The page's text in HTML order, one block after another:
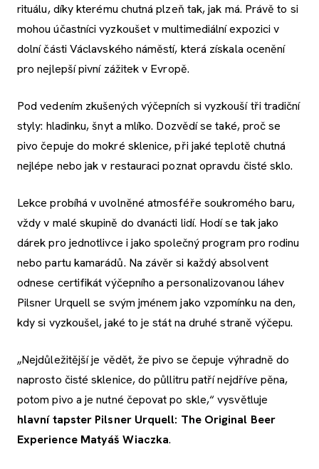
rituálu, díky kterému chutná plzeň tak, jak má. Právě to si
mohou účastníci vyzkoušet v multimediální expozici v
dolní části Václavského náměstí, která získala ocenění
pro nejlepší pivní zážitek v Evropě.
Pod vedením zkušených výčepních si vyzkouší tři tradiční
styly: hladinku, šnyt a mlíko. Dozvědí se také, proč se
pivo čepuje do mokré sklenice, při jaké teplotě chutná
nejlépe nebo jak v restauraci poznat opravdu čisté sklo.
Lekce probíhá v uvolněné atmosféře soukromého baru,
vždy v malé skupině do dvanácti lidí. Hodí se tak jako
dárek pro jednotlivce i jako společný program pro rodinu
nebo partu kamarádů. Na závěr si každý absolvent
odnese certifikát výčepního a personalizovanou láhev
Pilsner Urquell se svým jménem jako vzpomínku na den,
kdy si vyzkoušel, jaké to je stát na druhé straně výčepu.
„Nejdůležitější je vědět, že pivo se čepuje výhradně do
naprosto čisté sklenice, do půllitru patří nejdříve pěna,
potom pivo a je nutné čepovat po skle,“ vysvětluje
hlavní tapster Pilsner Urquell: The Original Beer
Experience Matyáš Wiaczka.